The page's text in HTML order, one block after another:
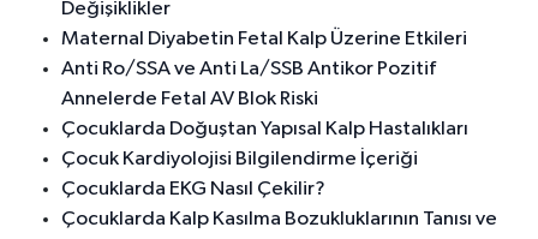
Değişiklikler
Maternal Diyabetin Fetal Kalp Üzerine Etkileri
Anti Ro/SSA ve Anti La/SSB Antikor Pozitif
Annelerde Fetal AV Blok Riski
Çocuklarda Doğuştan Yapısal Kalp Hastalıkları
Çocuk Kardiyolojisi Bilgilendirme İçeriği
Çocuklarda EKG Nasıl Çekilir?
Çocuklarda Kalp Kasılma Bozukluklarının Tanısı ve